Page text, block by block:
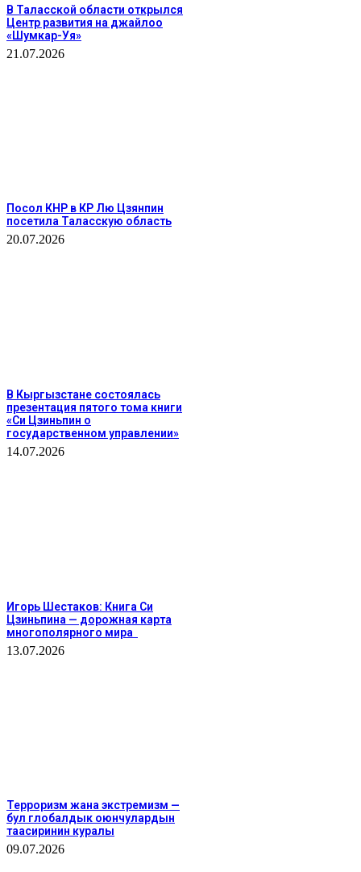
В Таласской области открылся
Центр развития на джайлоо
«Шумкар-Уя»
21.07.2026
Посол КНР в КР Лю Цзянпин
посетила Таласскую область
20.07.2026
В Кыргызстане состоялась
презентация пятого тома книги
«Си Цзиньпин о
государственном управлении»
14.07.2026
Игорь Шестаков: Книга Си
Цзиньпина — дорожная карта
многополярного мира
13.07.2026
Терроризм жана экстремизм —
бул глобалдык оюнчулардын
таасиринин куралы
09.07.2026